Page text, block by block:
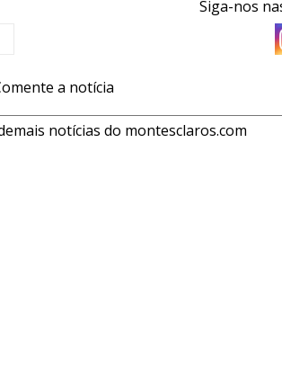
Siga-nos
a notícia
notícias do montesclaros.com